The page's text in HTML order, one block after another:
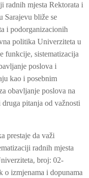
radnih mjesta Rektorata i
Sarajevu bliže se
i podorganizacionih
politika Univerziteta u
funkcije, sistematizacija
poslova i
kao i posebnim
obavljanje poslova na
pitanja od važnosti
prestaje da važi
radnih mjesta
broj: 02-
o izmjenama i dopunama